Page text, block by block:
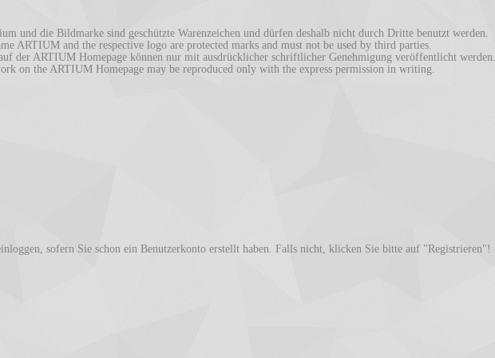
und die Bildmarke sind geschützte Warenzeichen und dürfen deshalb nicht durch Dritte benutzt werden.
ARTIUM and the respective logo are protected marks and must not be used by third parties.
der ARTIUM Homepage können nur mit ausdrücklicher schriftlicher Genehmigung veröffentlicht werden.
on the ARTIUM Homepage may be reproduced only with the express permission in writing.
sofern Sie schon ein Benutzerkonto erstellt haben. Falls nicht, klicken Sie bitte auf "Registrieren"!